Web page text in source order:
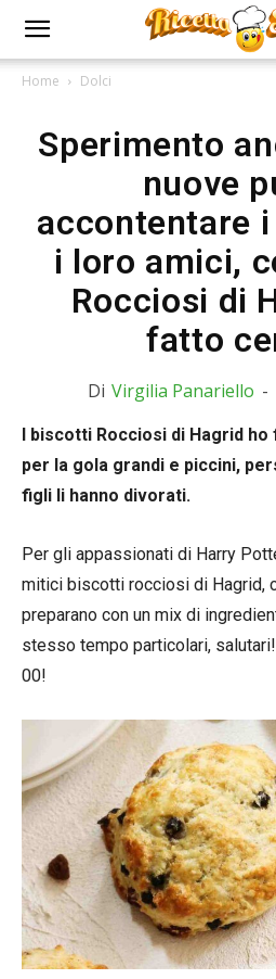
Home Dolci
Sperimento
nuove
accontentare
i loro amici,
Rocciosi di
fatto
Di Virgilia Panariello -
I biscotti Rocciosi di Hagrid
per la gola grandi e piccini,
figli li hanno divorati.
Per gli appassionati di Harry
mitici biscotti rocciosi di Hagrid,
preparano con un mix di
stesso tempo particolari,
00!